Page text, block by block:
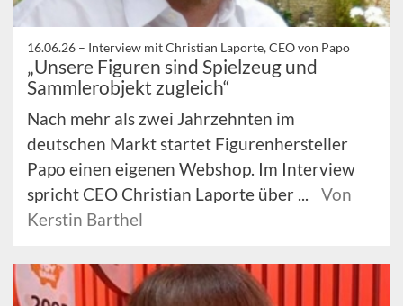
16.06.26 – Interview mit Christian Laporte, CEO von Papo
„Unsere Figuren sind Spielzeug und
Sammlerobjekt zugleich“
Nach mehr als zwei Jahrzehnten im
deutschen Markt startet Figurenhersteller
Papo einen eigenen Webshop. Im Interview
spricht CEO Christian Laporte über ...
Von
Kerstin Barthel